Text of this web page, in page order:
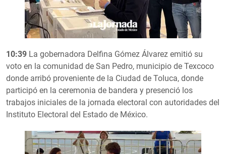
10:39 La gobernadora Delfina Gómez Álvarez emitió su
voto en la comunidad de San Pedro, municipio de Texcoco
donde arribó proveniente de la Ciudad de Toluca, donde
participó en la ceremonia de bandera y presenció los
trabajos iniciales de la jornada electoral con autoridades del
Instituto Electoral del Estado de México.